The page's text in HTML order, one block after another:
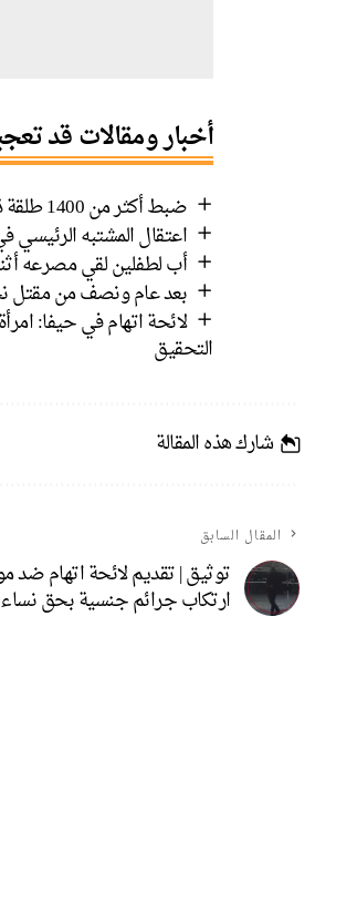
أخبار ومقالات قد
ضبط أكثر من 1400 طلقة ذخيرة وأسلحة وأموال في رهط واعتقال 8 مشتبهين
اعتقال المشتبه
أب لطفلين لقي مصرعه
بعد عام ونصف من مقتل
لائحة اتهام في حيفا:
التحقيق
شارك هذه المقالة
المقال السابق
توثيق | تقديم لائحة اتهام
ارتكاب جرائم جنسية بحق